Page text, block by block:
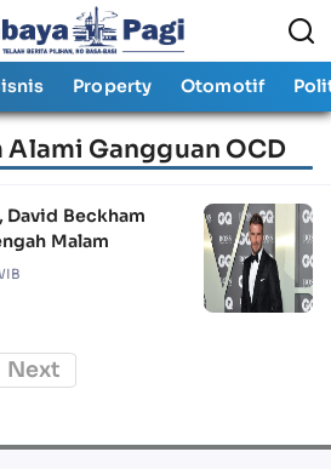
Property Otomotif
Gangguan OCD
David Beckham
Malam
Next